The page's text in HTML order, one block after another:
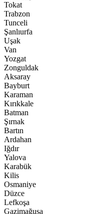
Tokat
Trabzon
Tunceli
Şanlıurfa
Uşak
Van
Yozgat
Zonguldak
Aksaray
Bayburt
Karaman
Kırıkkale
Batman
Şırnak
Bartın
Ardahan
Iğdır
Yalova
Karabük
Kilis
Osmaniye
Düzce
Lefkoşa
Gazimağusa